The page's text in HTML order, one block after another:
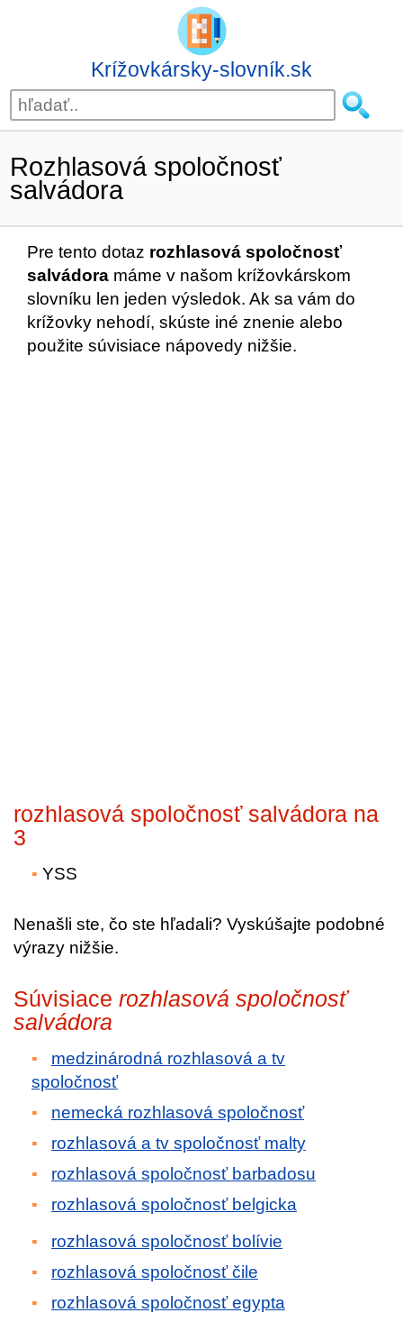
Krížovkársky-slovník.sk
Rozhlasová spoločnosť
salvádora
Pre tento dotaz rozhlasová spoločnosť
salvádora máme v našom krížovkárskom
slovníku len jeden výsledok. Ak sa vám do
krížovky nehodí, skúste iné znenie alebo
použite súvisiace nápovedy nižšie.
rozhlasová spoločnosť salvádora na
3
YSS
Nenašli ste, čo ste hľadali? Vyskúšajte podobné
výrazy nižšie.
Súvisiace rozhlasová spoločnosť
salvádora
medzinárodná rozhlasová a tv
spoločnosť
nemecká rozhlasová spoločnosť
rozhlasová a tv spoločnosť malty
rozhlasová spoločnosť barbadosu
rozhlasová spoločnosť belgicka
rozhlasová spoločnosť bolívie
rozhlasová spoločnosť čile
rozhlasová spoločnosť egypta